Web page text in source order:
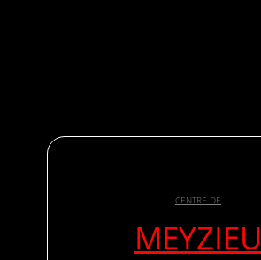
CENTRE DE
MEYZIEU